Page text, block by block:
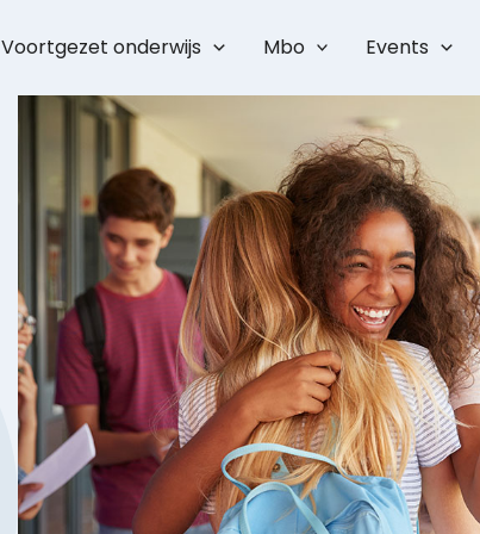
Voortgezet onderwijs Mbo Events